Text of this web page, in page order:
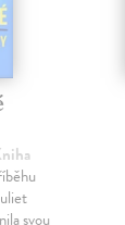
svou